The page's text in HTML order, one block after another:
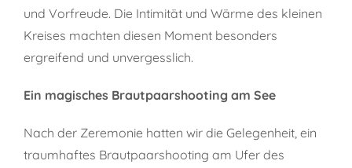
und Vorfreude. Die Intimität und Wärme des kleinen
Kreises machten diesen Moment besonders
ergreifend und unvergesslich.
Ein magisches Brautpaarshooting am See
Nach der Zeremonie hatten wir die Gelegenheit, ein
traumhaftes Brautpaarshooting am Ufer des